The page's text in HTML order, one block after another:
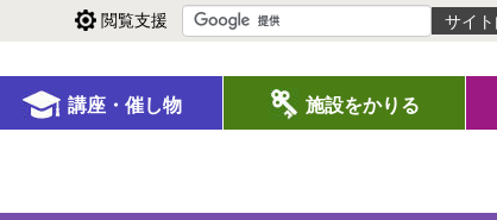
閲覧支援
講座・催し物 施設をかりる